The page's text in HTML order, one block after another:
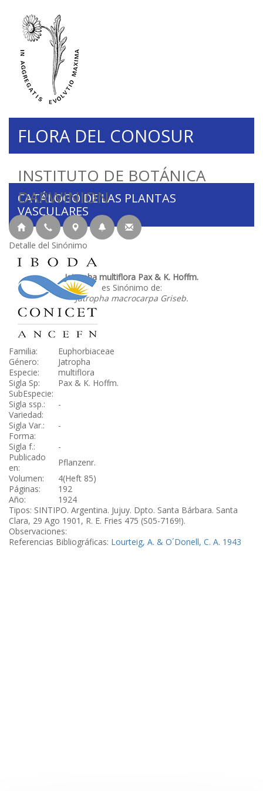
INSTITUTO DE BOTÁNICA
DARWINION
FLORA DEL CONOSUR
CATÁLOGO DE LAS PLANTAS
VASCULARES
Detalle del Sinónimo
Jatropha multiflora Pax & K. Hoffm.
es Sinónimo de:
Jatropha macrocarpa Griseb.
Familia:
Euphorbiaceae
Género:
Jatropha
Especie:
multiflora
Sigla Sp:
Pax & K. Hoffm.
SubEspecie:
Sigla ssp.:
-
Variedad:
Sigla Var.:
-
Forma:
Sigla f.:
-
Publicado
en:
Pflanzenr.
Volumen:
4(Heft 85)
Páginas:
192
Año:
1924
Tipos: SINTIPO. Argentina. Jujuy. Dpto. Santa Bárbara. Santa
Clara, 29 Ago 1901, R. E. Fries 475 (S05-7169!).
Observaciones:
Referencias Bibliográficas: Lourteig, A. & O´Donell, C. A. 1943